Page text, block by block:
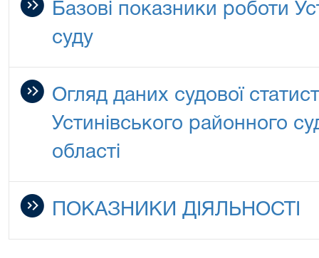
Базові показники роботи
суду
Огляд даних судової
Устинівського районного
області
ПОКАЗНИКИ ДІЯЛЬНОСТІ